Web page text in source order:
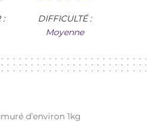
:
DIFFICULTÉ :
Moyenne
d’environ 1kg